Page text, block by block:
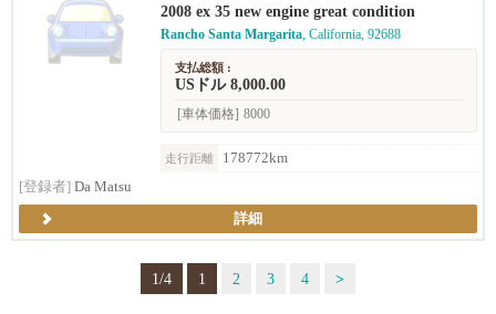
2008 ex 35 new engine great condition
Rancho Santa Margarita, California, 92688
支払総額 :
USドル 8,000.00
[車体価格] 8000
走行距離
178772km
[登録者] Da Matsu
詳細
1/4 1 2 3 4 >